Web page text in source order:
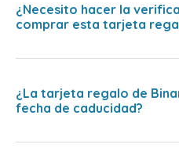
¿Necesito hacer la
comprar esta tarjeta
¿La tarjeta regalo de
fecha de caducidad?